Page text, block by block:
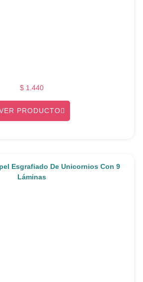
$ 1.440
PRODUCTO
Esgrafiado De Unicornios Con 9
Láminas